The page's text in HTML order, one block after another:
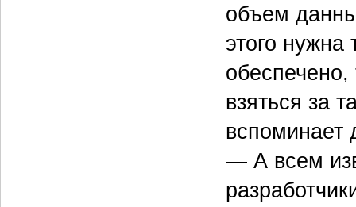
объем
этого нужна
взяться за
вспоминает
— А всем